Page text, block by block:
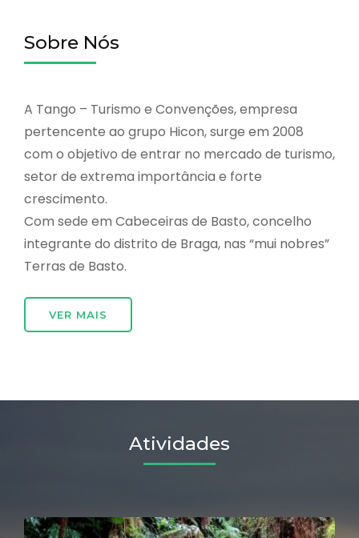
Sobre Nós
A Tango – Turismo e Convenções, empresa
pertencente ao grupo Hicon, surge em 2008
com o objetivo de entrar no mercado de turismo,
setor de extrema importância e forte
crescimento.
Com sede em Cabeceiras de Basto, concelho
integrante do distrito de Braga, nas “mui nobres”
Terras de Basto.
VER MAIS
Atividades